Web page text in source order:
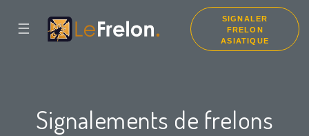
☰
SIGNALER
FRELON
ASIATIQUE
Signalements de frelons